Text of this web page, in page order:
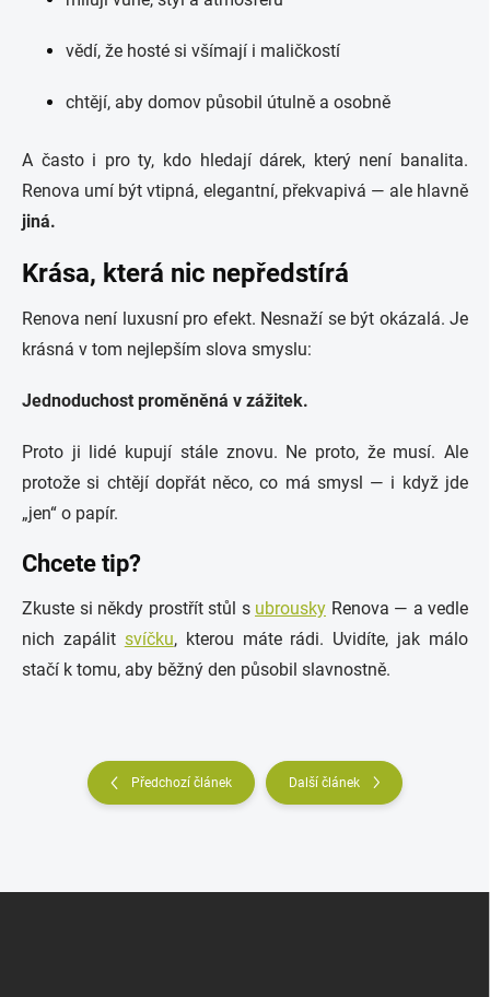
vědí, že hosté si všímají i maličkostí
chtějí, aby domov působil útulně a osobně
A často i pro ty, kdo hledají dárek, který není banalita.
Renova umí být vtipná, elegantní, překvapivá — ale hlavně
jiná.
Krása, která nic nepředstírá
Renova není luxusní pro efekt. Nesnaží se být okázalá. Je
krásná v tom nejlepším slova smyslu:
Jednoduchost proměněná v zážitek.
Proto ji lidé kupují stále znovu. Ne proto, že musí. Ale
protože si chtějí dopřát něco, co má smysl — i když jde
„jen“ o papír.
Chcete tip?
Zkuste si někdy prostřít stůl s ubrousky Renova — a vedle
nich zapálit svíčku, kterou máte rádi. Uvidíte, jak málo
stačí k tomu, aby běžný den působil slavnostně.
Předchozí článek Další článek